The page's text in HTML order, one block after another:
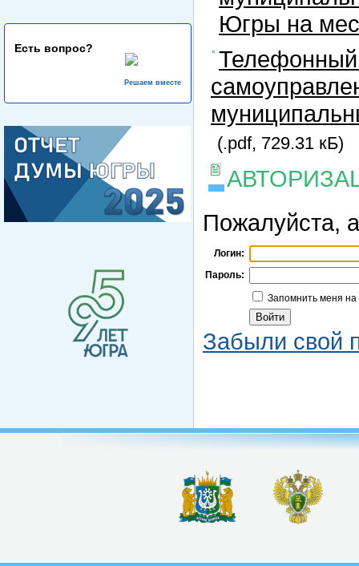
Есть вопрос?
Решаем вместе
Югры на
Телефонный
(.pdf, 729.31 кБ)
Пожалуйста,
Логин:
Пароль:
Запомнить меня
Забыли свой